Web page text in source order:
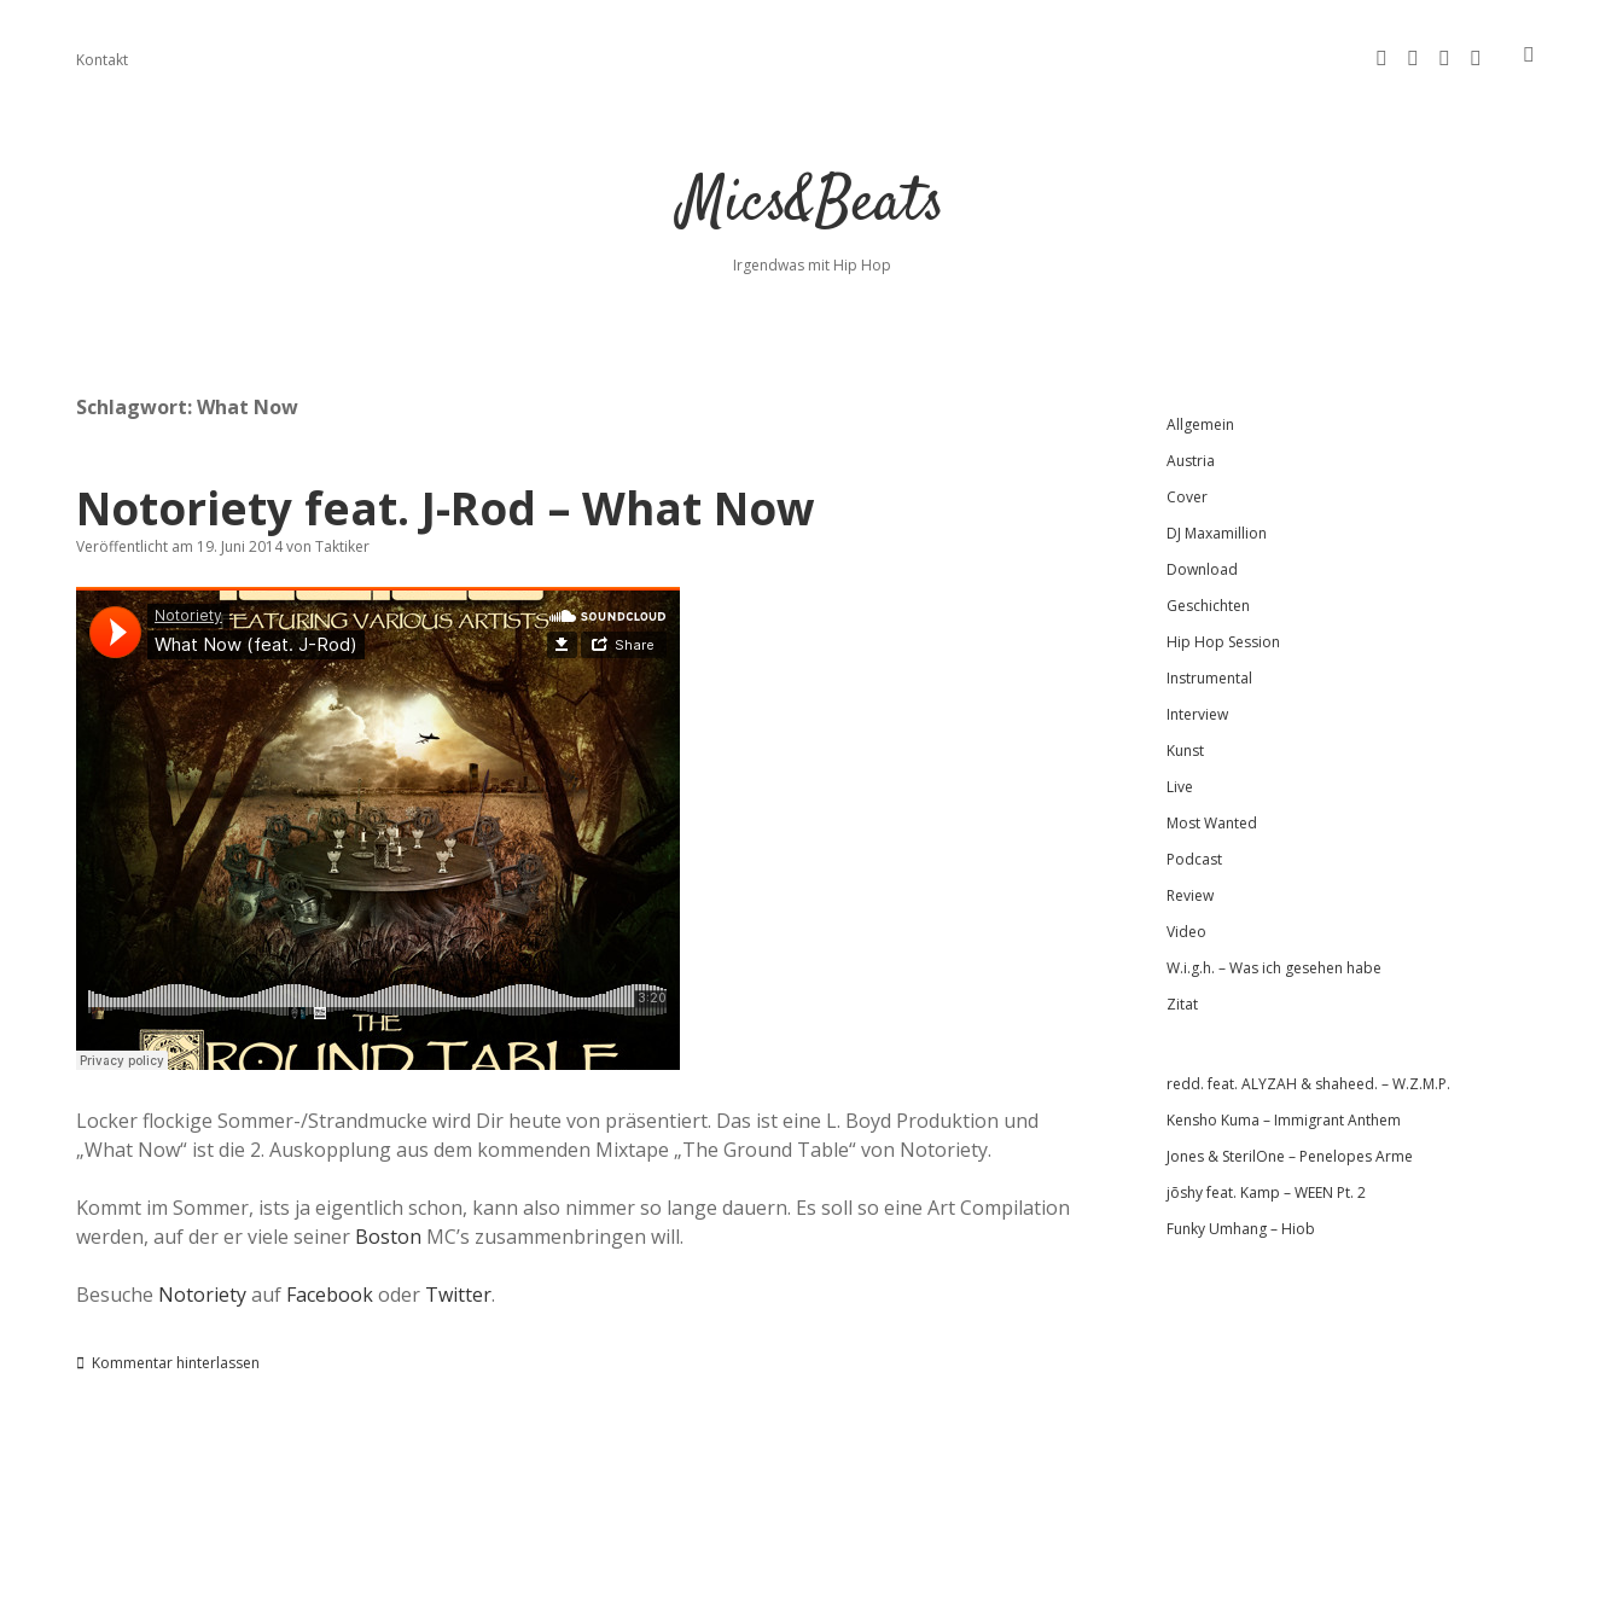
Kontakt facebookinstagrambandcamp
spotify
Mics&Beats
Irgendwas mit Hip Hop
Schlagwort:What Now
Notoriety feat. J-Rod – What Now
Veröffentlicht am 19. Juni 2014von Taktiker
Locker flockige Sommer-/Strandmucke wird Dir heute von präsentiert. Das ist eine L. Boyd Produktion und
„What Now“ ist die 2. Auskopplung aus dem kommenden Mixtape „The Ground Table“ von Notoriety.
Kommt im Sommer, ists ja eigentlich schon, kann also nimmer so lange dauern. Es soll so eine Art Compilation
werden, auf der er viele seiner Boston MC’s zusammenbringen will.
Besuche Notorietyauf Facebookoder Twitter.
Kommentar hinterlassen
Sidebar
Allgemein
Austria
Cover
DJ Maxamillion
Download
Geschichten
Hip Hop Session
Instrumental
Interview
Kunst
Live
Most Wanted
Podcast
Review
Video
W.i.g.h. – Was ich gesehen habe
Zitat
redd. feat. ALYZAH & shaheed. – W.Z.M.P.
Kensho Kuma – Immigrant Anthem
Jones & SterilOne – Penelopes Arme
jōshy feat. Kamp – WEEN Pt. 2
Funky Umhang – Hiob